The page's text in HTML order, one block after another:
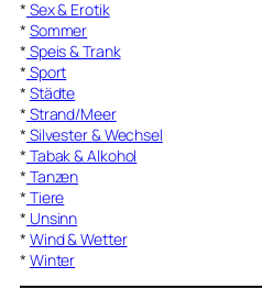
* Sex & Erotik
* Sommer
* Speis & Trank
* Sport
* Städte
* Strand/Meer
* Silvester & Wechsel
* Tabak & Alkohol
* Tanzen
* Tiere
* Unsinn
* Wind & Wetter
* Winter